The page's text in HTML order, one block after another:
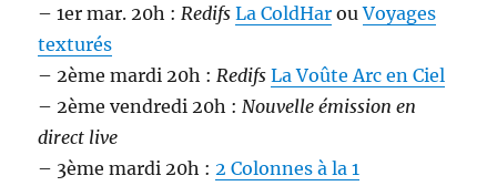
– 1er mar. 20h : Redifs La ColdHar ouVoyages
texturés
– 2ème mardi 20h : Redifs La Voûte Arc en Ciel
– 2ème vendredi 20h : Nouvelle émission en
direct live
– 3ème mardi 20h : 2 Colonnes à la 1